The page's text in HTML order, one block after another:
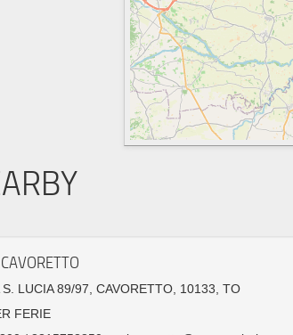
S. LUCIA 89/97, CAVORETTO, 10133, TO
FERIE